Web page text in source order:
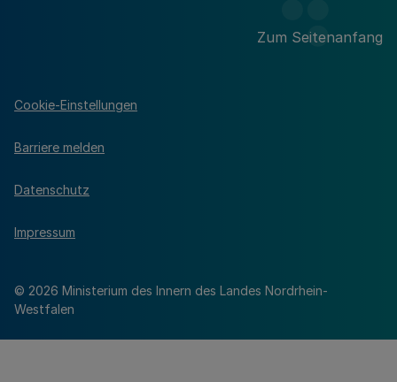
Zum Seitenanfang
© 2026 Ministerium des Innern des Landes Nordrhein-
Westfalen
Cookie-Einstellungen
Barriere melden
Datenschutz
Impressum